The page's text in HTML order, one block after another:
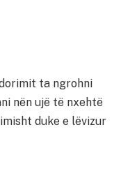
ta ngrohni
nën ujë të nxehtë
duke e lëvizur